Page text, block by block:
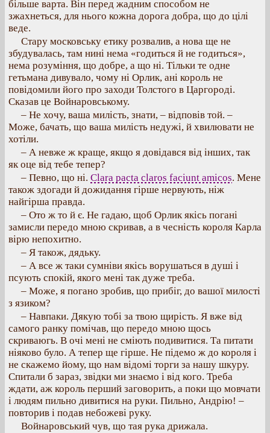
більше варта. Він перед жадним способом не
зжахнеться, для нього кожна дорога добра, що до цілі
веде.
Стару московську етику розвалив, а нова ще не
збудувалась, там нині нема «годиться й не годиться»,
нема розуміння, що добре, а що ні. Тільки те одне
гетьмана дивувало, чому ні Орлик, ані король не
повідомили його про заходи Толстого в Царгороді.
Сказав це Войнаровському.
– Не хочу, ваша милість, знати, – відповів той. –
Може, бачать, що ваша милість недужі, й хвилювати не
хотіли.
– А невже ж краще, якщо я довідався від інших, так
як оце від тебе тепер?
– Певно, що ні. Clara pacta claros faciunt amicos. Мене
також здогади й дожидання гірше нервують, ніж
найгірша правда.
– Ото ж то й є. Не гадаю, щоб Орлик якісь погані
замисли передо мною скривав, а в чесність короля Карла
вірю непохитно.
– Я також, дядьку.
– А все ж таки сумніви якісь ворушаться в душі і
псують спокій, якого мені так дуже треба.
– Може, я погано зробив, що прибіг, до вашої милості
з язиком?
– Навпаки. Дякую тобі за твою щирість. Я вже від
самого ранку помічав, що передо мною щось
скриваюгь. В очі мені не сміють подивитися. Та питати
ніяково було. А тепер ще гірше. Не підемо ж до короля і
не скажемо йому, що нам відомі торги за нашу шкуру.
Спитали б зараз, звідки ми знаємо і від кого. Треба
ждати, аж король перший заговорить, а поки що мовчати
і людям пильно дивитися на руки. Пильно, Андрію! –
повторив і подав небожеві руку.
Войнаровський чув, що тая рука дрижала.